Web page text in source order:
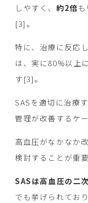
しやすく、 約2倍
[3]。
特に、治療に反応
は、実に80%以上
す[3]。
SASを適切に治療
管理が改善するケ
高血圧がなかなか
検討することが重要
SASは高血圧の二
でも挙げられてお